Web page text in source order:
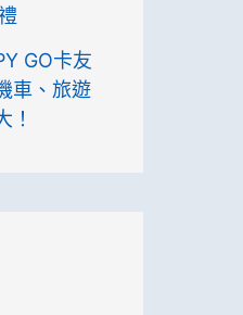
GO卡友
車、旅遊
！